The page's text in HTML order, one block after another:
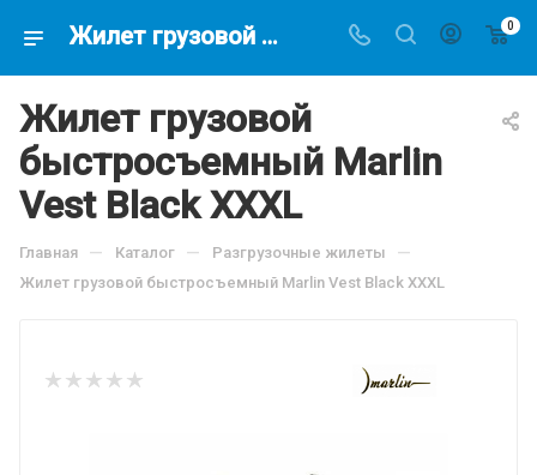
Жилет грузовой быстросъемный Marlin Vest Black XXXL, по цене 4197.6 руб, купить в интернет-магазине подводной охоты Водолаз.РФ в Москве. - 0
Жилет грузовой
быстросъемный Marlin
Vest Black XXXL
Главная — Каталог — Разгрузочные жилеты —
Жилет грузовой быстросъемный Marlin Vest Black XXXL